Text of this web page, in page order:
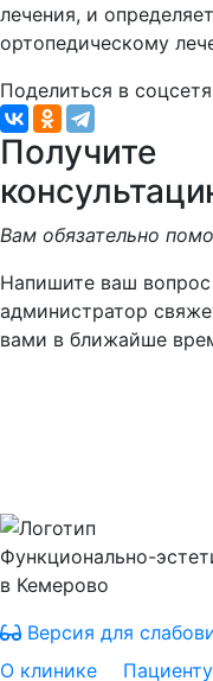
лечения, и
ортопедическому
Поделиться в
Получите
Вам обязательно
Напишите ваш
администратор
вами в ближайше
Функционально-
в Кемерово
Версия для
О клинике
Пациенту